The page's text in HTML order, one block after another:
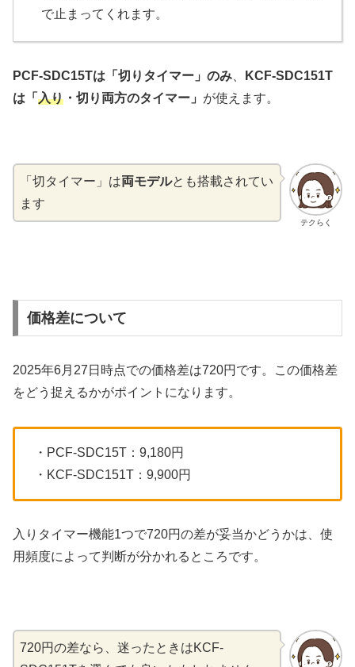
で止まってくれます。
PCF-SDC15Tは「切りタイマー」のみ
KCF-SDC151T
は「 入り ・切り両方のタイマー」 が使えます。
テクらく
「切タイマー」は両モデルとも搭載されてい
ます
価格差について
2025年6月27日時点での価格差は720円です。この価格差
をどう捉えるかがポイントになります。
・PCF-SDC15T：9,180円
・KCF-SDC151T：9,900円
入りタイマー機能1つで720円の差が妥当かどうかは、使
用頻度によって判断が分かれるところです。
720円の差なら、迷ったときはKCF-